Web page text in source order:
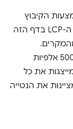
הקיבוץ
'טוב', 'דורש שיפור' ו'גרוע'. לדוגמה, חוויית ה-LCP בדף הזה
(פחות מ-2.5 שניות) ב-90% מהמקרים.
הביצועים של INP הם 'לא טובים' (לפחות 500 אלפיות
מייצגות את כל
את הנטייה